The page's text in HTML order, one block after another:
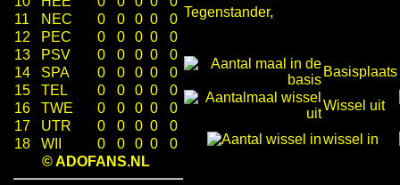
11
NEC 0 0 0 0
0
12
PEC 0 0 0 0
0
13
PSV 0 0 0 0
0
14
SPA 0 0 0 0
0
15
TEL 0 0 0 0
0
16
TWE 0 0 0 0
0
17
UTR 0 0 0 0
0
18
WII 0 0 0 0
0
© ADOFANS.NL
Tegenstander,
Basisplaats
Wissel uit
wissel in